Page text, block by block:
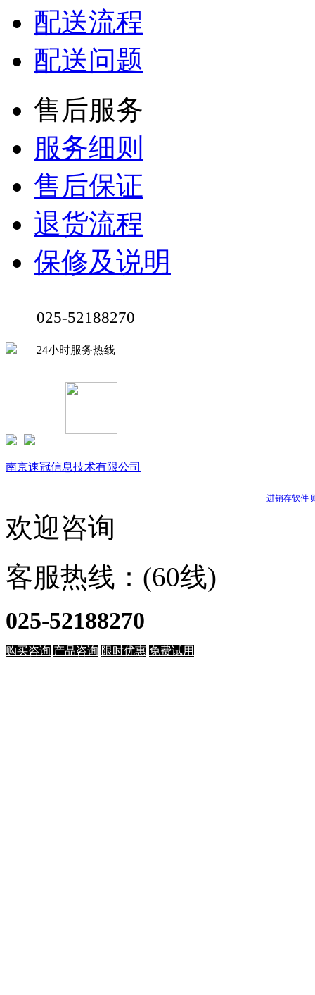
配送流程
配送问题
售后服务
服务细则
售后保证
退货流程
保修及说明
025-52188270
24小时服务热线
南京速冠信息技术有限公司
进销存软件
欢迎咨询
客服热线：(60线)
025-52188270
购买咨询 产品咨询 限时优惠 免费试用